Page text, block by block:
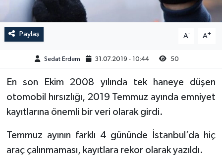
Paylaş A- A+
Sedat Erdem 31.07.2019 - 10:44 50
En son Ekim 2008 yılında tek haneye düşen
otomobil hırsızlığı, 2019 Temmuz ayında emniyet
kayıtlarına önemli bir veri olarak girdi.
Temmuz ayının farklı 4 gününde İstanbul’da hiç
araç çalınmaması, kayıtlara rekor olarak yazıldı.